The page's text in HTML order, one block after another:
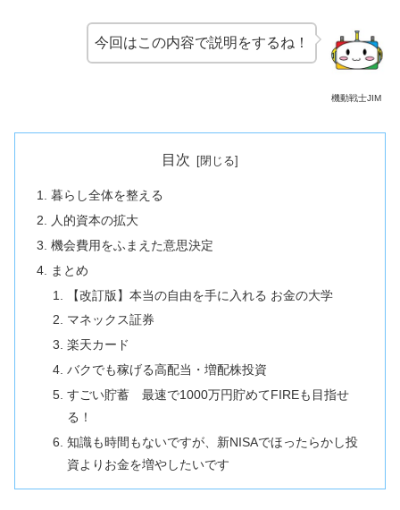
機動戦士JIM
今回はこの内容で説明をするね！
目次
暮らし全体を整える
人的資本の拡大
機会費用をふまえた意思決定
まとめ
【改訂版】本当の自由を手に入れる お金の大学
マネックス証券
楽天カード
バクでも稼げる高配当・増配株投資
すごい貯蓄 最速で1000万円貯めてFIREも目指せ
る！
知識も時間もないですが、新NISAでほったらかし投
資よりお金を増やしたいです